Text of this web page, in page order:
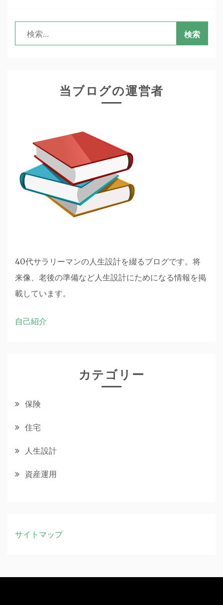
索:
当ブログの運営者
40代サラリーマンの人生設計を綴るブログです。将
来像、老後の準備など人生設計にためになる情報を掲
載しています。
自己紹介
カテゴリー
保険
住宅
人生設計
資産運用
サイトマップ